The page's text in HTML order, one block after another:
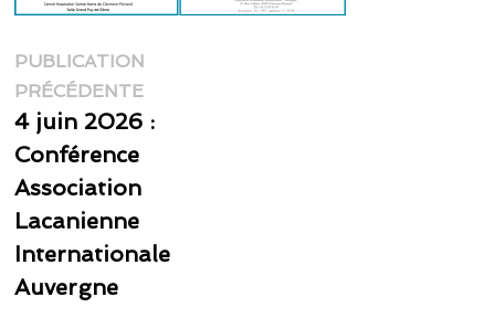
Navigation
de
l’article
PUBLICATION
PRÉCÉDENTEPublication
précédente :
4 juin 2026 :
Conférence
Association
Lacanienne
Internationale
Auvergne